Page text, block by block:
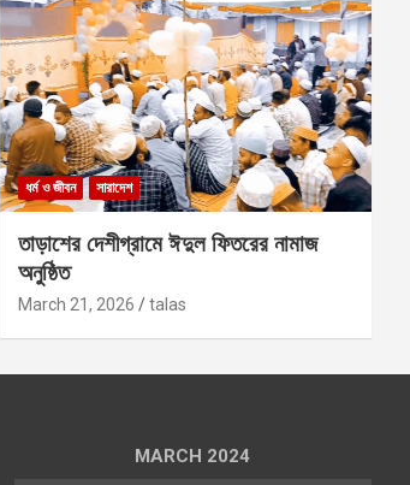
ধর্ম ও জীবন সারাদেশ
তাড়াশের দেশীগ্রামে ঈদুল ফিতরের নামাজ
অনুষ্ঠিত
March 21, 2026 talas
MARCH 2024